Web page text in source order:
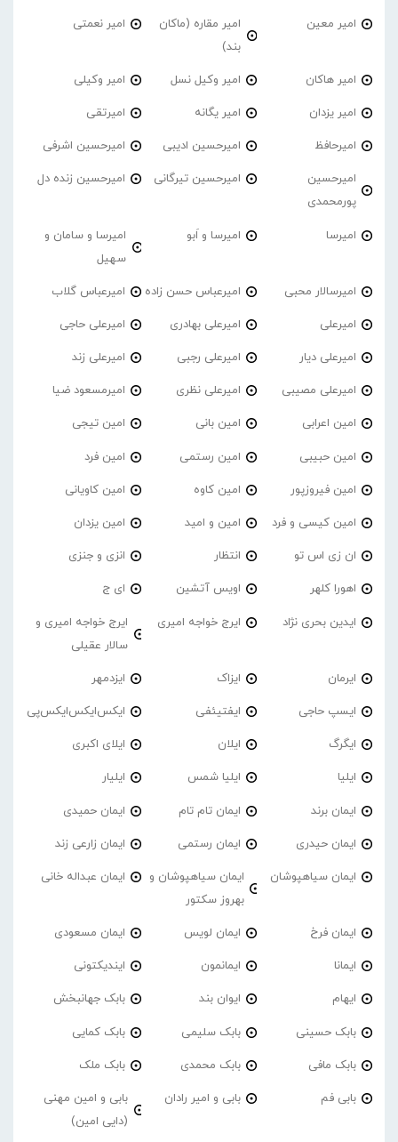
امیر معین
امیر مقاره (ماکان
بند)
امیر نعمتی
امیر هاکان امیر وکیل نسل امیر وکیلی
امیر یزدان امیر یگانه امیرتقی
امیرحافظ امیرحسین ادیبی امیرحسین اشرفی
امیرحسین
پورمحمدی
امیرحسین تیرگانی امیرحسین زنده دل
امیرسا امیرسا و اَبو
امیرسا و سامان و
سهیل
امیرسالار محبی امیرعباس حسن زاده امیرعباس گلاب
امیرعلی امیرعلی بهادری امیرعلی حاجی
امیرعلی دیار امیرعلی رجبی امیرعلی زند
امیرعلی مصیبی امیرعلی نظری امیرمسعود ضیا
امین اعرابی امین بانی امین تیجی
امین حبیبی امین رستمی امین فرد
امین فیروزپور امین کاوه امین کاویانی
امین کیسی و فرد امین و امید امین یزدان
ان زی اس تو انتظار انزی و جنزی
اهورا کلهر اویس آتشین ای ج
ایدین بحری نژاد ایرج خواجه امیری
ایرج خواجه امیری و
سالار عقیلی
ایرمان ایزاک ایزدمهر
ایسپ حاجی ایفتیئفی ایکس‌ایکس‌ایکس‌پی
ایگرگ ایلان ایلای اکبری
ایلیا ایلیا شمس ایلیار
ایمان برند ایمان تام تام ایمان حمیدی
ایمان حیدری ایمان رستمی ایمان زارعی زند
ایمان سیاهپوشان
ایمان سیاهپوشان و
بهروز سکتور
ایمان عبداله خانی
ایمان فرخ ایمان لویس ایمان مسعودی
ایمانا ایمانمون ایندیکتونی
ایهام ایوان بند بابک جهانبخش
بابک حسینی بابک سلیمی بابک کمایی
بابک مافی بابک محمدی بابک ملک
بابی فم بابی و امیر رادان
بابی و امین مهنی
(دایی امین)